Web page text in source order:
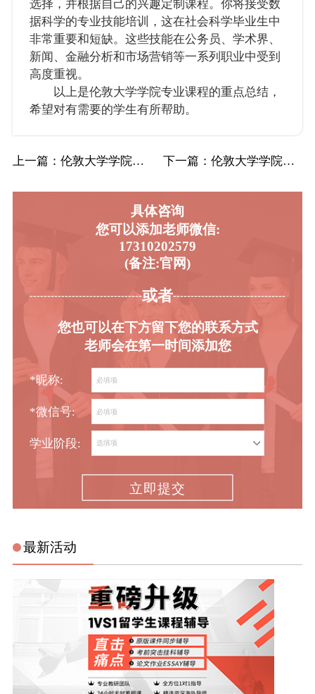
选择，并根据自己的兴趣定制课程。你将接受数
据科学的专业技能培训，这在社会科学毕业生中
非常重要和短缺。这些技能在公务员、学术界、
新闻、金融分析和市场营销等一系列职业中受到
高度重视。
以上是伦敦大学学院专业课程的重点总结，
希望对有需要的学生有所帮助。
上一篇 ：伦敦大学学院UCL数学与经济学辅导补习补… 下一篇 ：伦敦大学学院UCL社会科学与数据科学辅导…
具体咨询
您可以添加老师微信:
17310202579
(备注:官网)
或者
您也可以在下方留下您的联系方式
老师会在第一时间添加您
*昵称:
*微信号:
学业阶段:
立即提交
最新活动